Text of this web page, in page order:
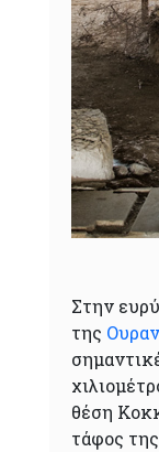
Στην
της
θέση
τάφος